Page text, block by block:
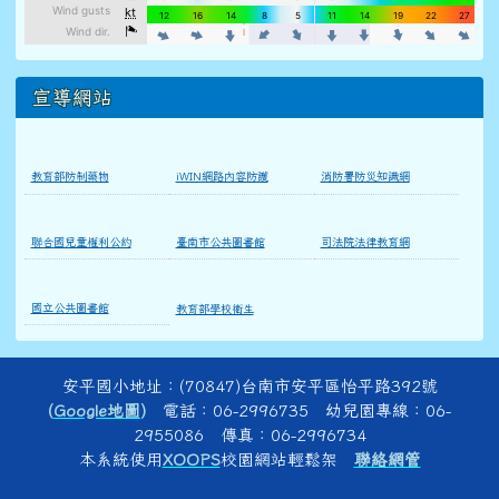
宣導網站
教育部防制藥物 iWIN網路內容防護 消防署防災知識網
聯合國兒童權利公約 臺南市公共圖書館 司法院法律教育網
國立公共圖書館 教育部學校衛生
頁尾區域內容
安平國小地址：(70847)台南市安平區怡平路392號
(Google地圖 )
電話：06-2996735 幼兒園專線：06-
2955086 傳真：06-2996734
本系統使用 XOOPS校園網站輕鬆架 聯絡網管